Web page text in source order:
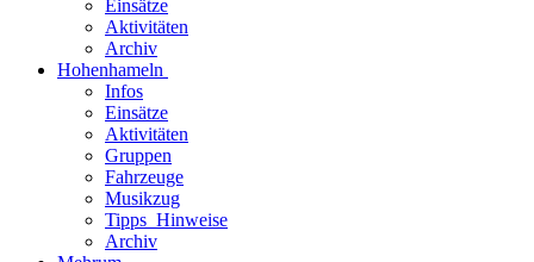
Einsätze
Aktivitäten
Archiv
Hohenhameln
Infos
Einsätze
Aktivitäten
Gruppen
Fahrzeuge
Musikzug
Tipps_Hinweise
Archiv